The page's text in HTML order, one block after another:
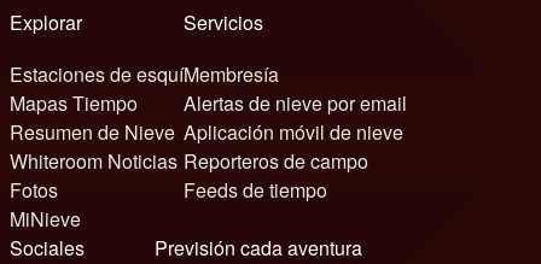
Explorar
Estaciones de esquí
Mapas Tiempo
Resumen de Nieve
Whiteroom Noticias
Fotos
MiNieve
Servicios
Membresía
Alertas de nieve por email
Aplicación móvil de nieve
Reporteros de campo
Feeds de tiempo
Sociales
Previsión cada aventura